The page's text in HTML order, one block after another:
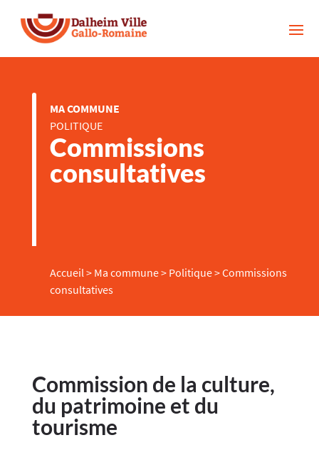
MA COMMUNE
POLITIQUE
Commissions
consultatives
Accueil > Ma commune> Politique>Commissions
consultatives
Commission de la culture,
du patrimoine et du
tourisme